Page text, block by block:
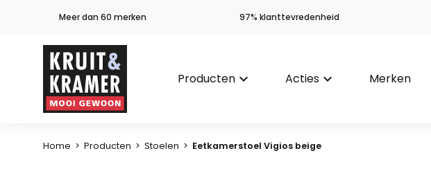
Meer dan 60 merken 97% klanttevredenheid
Producten keyboard_arrow_down Acties keyboard_arrow_down Merken
Home > Producten > Stoelen > Eetkamerstoel Vigios beige